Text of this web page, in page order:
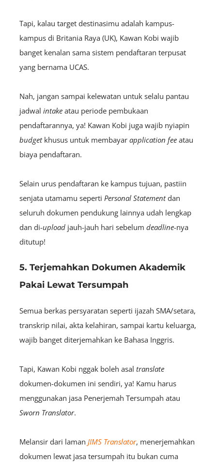
Tapi, kalau target destinasimu adalah kampus-
kampus di Britania Raya (UK), Kawan Kobi wajib
banget kenalan sama sistem pendaftaran terpusat
yang bernama UCAS.
Nah, jangan sampai kelewatan untuk selalu pantau
jadwal intake atau periode pembukaan
pendaftarannya, ya! Kawan Kobi juga wajib nyiapin
budgetkhusus untuk membayar application fee atau
biaya pendaftaran.
Selain urus pendaftaran ke kampus tujuan, pastiin
senjata utamamu seperti Personal Statementdan
seluruh dokumen pendukung lainnya udah lengkap
dan di-upload jauh-jauh hari sebelum deadline-nya
ditutup!
5. Terjemahkan Dokumen Akademik
Pakai Lewat Tersumpah
Semua berkas persyaratan seperti ijazah SMA/setara,
transkrip nilai, akta kelahiran, sampai kartu keluarga,
wajib banget diterjemahkan ke Bahasa Inggris.
Tapi, Kawan Kobi nggak boleh asal translate
dokumen-dokumen ini sendiri, ya! Kamu harus
menggunakan jasa Penerjemah Tersumpah atau
Sworn Translator.
Melansir dari laman JIMS Translator, menerjemahkan
dokumen lewat jasa tersumpah itu bukan cuma